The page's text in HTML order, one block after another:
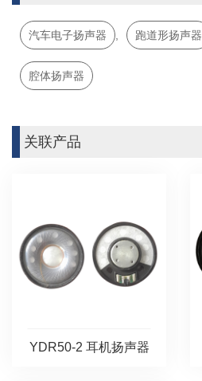
汽车电子扬声器 跑道形扬声器
腔体扬声器
关联产品
YDR50-2 耳机扬声器